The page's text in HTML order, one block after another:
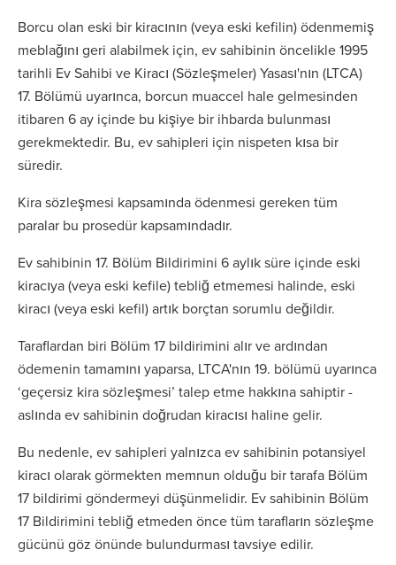
Borcu olan eski bir kiracının (veya eski kefilin) ödenmemiş
meblağını geri alabilmek için, ev sahibinin öncelikle 1995
tarihli Ev Sahibi ve Kiracı (Sözleşmeler) Yasası'nın (LTCA)
17. Bölümü uyarınca, borcun muaccel hale gelmesinden
itibaren 6 ay içinde bu kişiye bir ihbarda bulunması
gerekmektedir. Bu, ev sahipleri için nispeten kısa bir
süredir.
Kira sözleşmesi kapsamında ödenmesi gereken tüm
paralar bu prosedür kapsamındadır.
Ev sahibinin 17. Bölüm Bildirimini 6 aylık süre içinde eski
kiracıya (veya eski kefile) tebliğ etmemesi halinde, eski
kiracı (veya eski kefil) artık borçtan sorumlu değildir.
Taraflardan biri Bölüm 17 bildirimini alır ve ardından
ödemenin tamamını yaparsa, LTCA'nın 19. bölümü uyarınca
‘geçersiz kira sözleşmesi’ talep etme hakkına sahiptir -
aslında ev sahibinin doğrudan kiracısı haline gelir.
Bu nedenle, ev sahipleri yalnızca ev sahibinin potansiyel
kiracı olarak görmekten memnun olduğu bir tarafa Bölüm
17 bildirimi göndermeyi düşünmelidir. Ev sahibinin Bölüm
17 Bildirimini tebliğ etmeden önce tüm tarafların sözleşme
gücünü göz önünde bulundurması tavsiye edilir.